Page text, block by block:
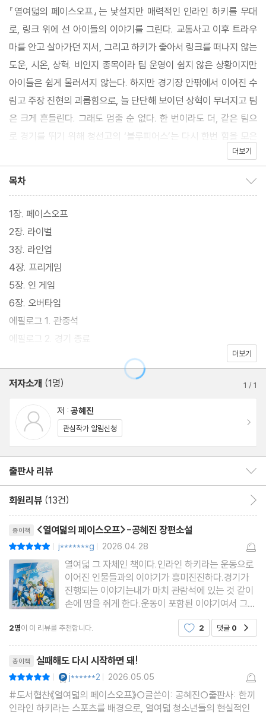
『열여덟의 페이스오프』는 낯설지만 매력적인 인라인 하키를 무대
로, 링크 위에 선 아이들의 이야기를 그린다. 교통사고 이후 트라우
마를 안고 살아가던 지서, 그리고 하키가 좋아서 링크를 떠나지 않는
도운, 시온, 상혁. 비인지 종목이라 팀 운영이 쉽지 않은 상황이지만
아이들은 쉽게 물러서지 않는다. 하지만 경기장 안팎에서 이어진 수
림고 주장 진현의 괴롭힘으로, 늘 단단해 보이던 상혁이 무너지고 팀
은 크게 흔들린다. 그래도 멈출 순 없다. 한 번이라도 더, 같은 팀으
로 경기를 뛰기 위해 청선고의 ‘블루피어스’는 다시 한번 힘을 모은
이 책에는 열여덟 청춘들이 느끼는 감정들, 두려움과 열등감, 상처
난 자존심 그리고 다시 해보려는 희망과 용기가 담겨 있다. 이 작품
은 청춘을 거창하게 말하지 않는다. 넘어져도 다시 시작하는 ‘페이스
오프’처럼, 아이들은 몇 번이고 흔들리면서도 결국 링크 위로 돌아온
다. 골을 먹고 경기가 끊겨도 다시 중앙에 서서 경기를 시작해야 하
는 순간, 페이스오프. 이 이야기는 다시 시작하는 법을 배워가는 아
이들의 이야기이자, 지금 새로운 출발 앞에 선 우리 모두에게 건네는
이야기다.
더보기
목차
1장. 페이스오프
2장. 라이벌
3장. 라인업
4장. 프리게임
5장. 인 게임
6장. 오버타임
에필로그 1. 관중석
에필로그 2. 경기 종료
더보기
저자소개 (1명) 1 /1
저 : 공혜진
관심작가 알림신청
출판사 리뷰
회원리뷰 (13건)
종이책 <열여덟의 페이스오프>-공혜진 장편소설
| j*******g | 2026.04.28
열여덟 그 자체인 책이다.인라인 하키라는 운동으로
이어진 인물들과의 이야기가 흥미진진하다.경기가
진행되는 이야기는내가 마치 관람석에 있는 것 같이
손에 땀을 쥐게 한다.운동이 포함된 이야기여서 그런
지굉장히 집중하면서 읽게 된다.각각의 인물 중심으
로 이야기가 전개되는데,이로써 인물에 대한 이해와
열여덟을 생각하며열여
2명이 이 리뷰를 추천합니다. 2 댓글 0
종이책 실패해도 다시 시작하면 돼!
| j******2 | 2026.05.05
#도서협찬《열여덟의 페이스오프》○글쓴이: 공혜진○출판사: 한끼
인라인 하키라는 스포츠를 배경으로, 열여덟 청소년들의 현실적인